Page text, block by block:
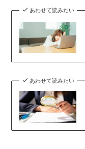
あわせて読みたい
あわせて読みたい